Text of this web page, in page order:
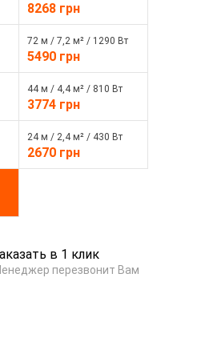
8268 грн
72 м / 7,2 м² / 1290 Вт
5490 грн
44 м / 4,4 м² / 810 Вт
3774 грн
24 м / 2,4 м² / 430 Вт
2670 грн
в 1 клик
перезвонит Вам